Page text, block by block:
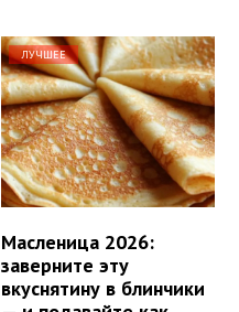
ЛУЧШЕЕ
Масленица 2026:
заверните эту
вкуснятину в блинчики